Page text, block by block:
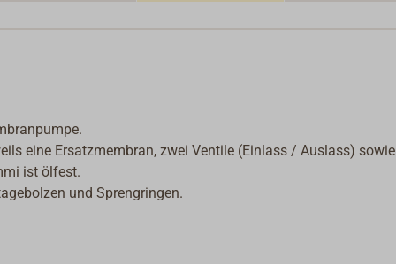
eine Ersatzmembran, zwei Ventile (Einlass / Auslass) sowie
ist ölfest.
und Sprengringen.